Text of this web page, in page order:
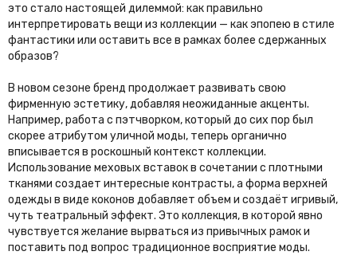
это стало настоящей дилеммой: как правильно
интерпретировать вещи из коллекции — как эпопею в стиле
фантастики или оставить все в рамках более сдержанных
образов?
В новом сезоне бренд продолжает развивать свою
фирменную эстетику, добавляя неожиданные акценты.
Например, работа с пэтчворком, который до сих пор был
скорее атрибутом уличной моды, теперь органично
вписывается в роскошный контекст коллекции.
Использование меховых вставок в сочетании с плотными
тканями создает интересные контрасты, а форма верхней
одежды в виде коконов добавляет объем и создаёт игривый,
чуть театральный эффект. Это коллекция, в которой явно
чувствуется желание вырваться из привычных рамок и
поставить под вопрос традиционное восприятие моды.